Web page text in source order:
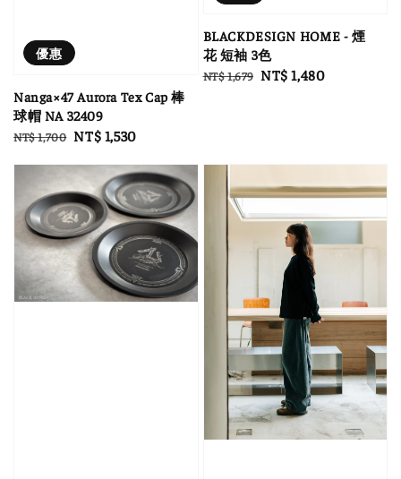
優惠
Nanga×47 Aurora Tex Cap 棒
球帽 NA 32409
Regular
NT$ 1,700 Sale
NT$ 1,530
BLACKDESIGN HOME - 煙
花 短袖 3色
Regular
NT$ 1,679 Sale
NT$ 1,480